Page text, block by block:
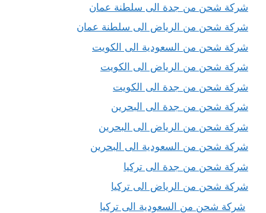
شركة شحن من جدة الى سلطنة عمان
شركة شحن من الرياض الى سلطنة عمان
شركة شحن من السعودية الى الكويت
شركة شحن من الرياض الى الكويت
شركة شحن من جدة الى الكويت
شركة شحن من جدة الى البحرين
شركة شحن من الرياض الى البحرين
شركة شحن من السعودية الى البحرين
شركة شحن من جدة الى تركيا
شركة شحن من الرياض الى تركيا
شركة شحن من السعودية الى تركيا